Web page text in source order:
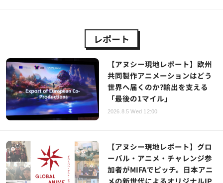
レポート
【アヌシー現地レポート】欧州
共同製作アニメーションはどう
世界へ届くのか?輸出を支える
「最後の1マイル」
2026.8.5 Wed 12:00
【アヌシー現地レポート】グロ
ーバル・アニメ・チャレンジ参
加者がMIFAでピッチ。日本アニ
メの新世代によるオリジナルIP